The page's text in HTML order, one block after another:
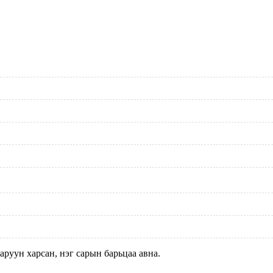
харсан, нэг сарын барьцаа авна.